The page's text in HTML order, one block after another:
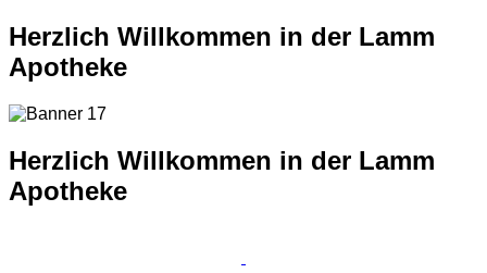
Herzlich Willkommen in der Lamm
Apotheke
Herzlich Willkommen in der Lamm
Apotheke